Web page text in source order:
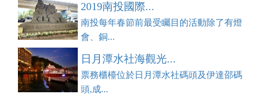
2019南投國際...
南投每年春節前最受矚目的活動除了有燈
會、銅...
日月潭水社海觀光...
票務櫃檯位於日月潭水社碼頭及伊達邵碼
頭,成...